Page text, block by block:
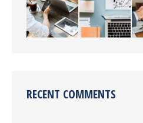
RECENT COMMENTS